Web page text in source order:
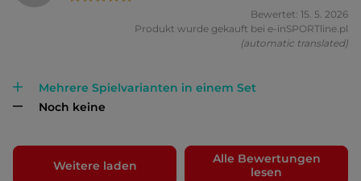
Bewertet: 15. 5. 2026
Produkt wurde gekauft bei e-inSPORTline.pl
(automatic translated)
Mehrere Spielvarianten in einem Set
Noch keine
Weitere laden
Alle Bewertungen
lesen